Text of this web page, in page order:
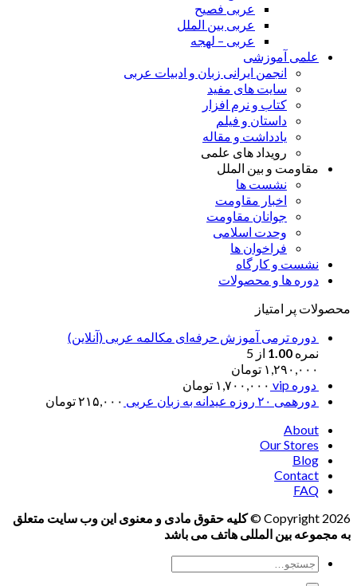
عربی فصیح
عربی بین الملل
عربی – لهجه
علمی آموزشی
انجمن ایرانی زبان و ادبیات عربی
سایت های مفید
کتاب و نرم افزار
داستان و فیلم
یادداشت و مقاله
رویداد های علمی
مقاومت و بین الملل
نشست ها
اخبار مقاومت
جوانان مقاومت
وحدت اسلامی
فراخوان ها
نشست و کارگاه
دوره ها و محصولات
محصولات پر امتیاز
دوره ترمی آموزش حرفه‌ای مکالمه عربی (آنلاین)
نمره 1.00 از 5
۱,۲۹۰,۰۰۰ تومان
دوره vip
۱,۷۰۰,۰۰۰ تومان
دورهمی ۲۰ روزه عیدانه به زبان عربی
۲۱۵,۰۰۰تومان
About
Our Stores
Blog
Contact
FAQ
Copyright 2026 ©
کلیه حقوق مادی و معنوی این وب سایت متعلق
به مجموعه بین المللی هاتف می باشد
جستجو
برای: